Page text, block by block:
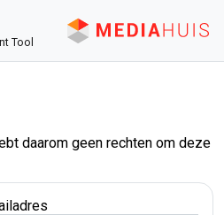
Tool
daarom geen rechten om deze